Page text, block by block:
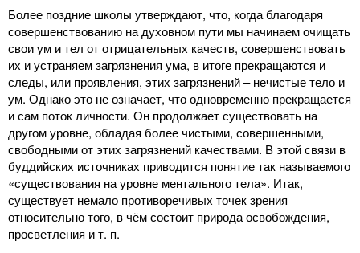
Более поздние школы утверждают, что, когда благодаря
совершенствованию на духовном пути мы начинаем очищать
свои ум и тел от отрицательных качеств, совершенствовать
их и устраняем загрязнения ума, в итоге прекращаются и
следы, или проявления, этих загрязнений – нечистые тело и
ум. Однако это не означает, что одновременно прекращается
и сам поток личности. Он продолжает существовать на
другом уровне, обладая более чистыми, совершенными,
свободными от этих загрязнений качествами. В этой связи в
буддийских источниках приводится понятие так называемого
«существования на уровне ментального тела». Итак,
существует немало противоречивых точек зрения
относительно того, в чём состоит природа освобождения,
просветления и т. п.